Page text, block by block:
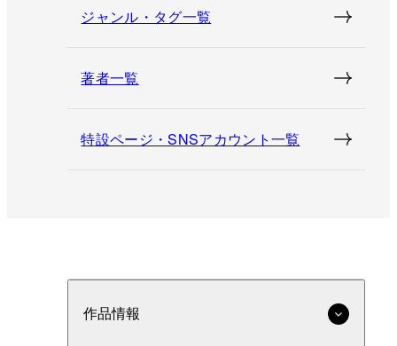
ジャンル・タグ一覧
著者一覧
特設ページ・SNSアカウント一覧
作品情報